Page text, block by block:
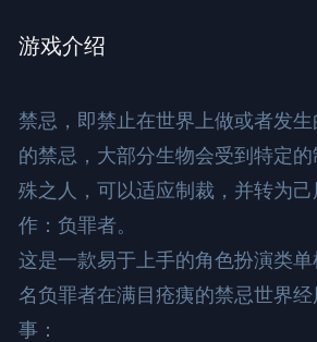
游戏介绍
禁忌，即禁止在世界上做或者发
的禁忌，大部分生物会受到特定
殊之人，可以适应制裁，并转为
作：负罪者。
这是一款易于上手的角色扮演类
名负罪者在满目疮痍的禁忌世界
事：